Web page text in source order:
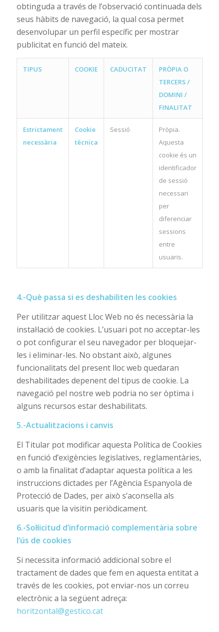
obtinguda a través de l’observació continuada dels
seus hàbits de navegació, la qual cosa permet
desenvolupar un perfil específic per mostrar
publicitat en funció del mateix.
TIPUS COOKIE CADUCITAT
PRÒPIA O
TERCERS /
DOMINI /
FINALITAT
Estrictament
necessària
Cookie
tècnica
Sessió
Pròpia.
Aquesta
cookie és un
identificador
de sessió
necessari
per
diferenciar
sessions
entre
usuaris.
4.-Què passa si es deshabiliten les cookies
Per utilitzar aquest Lloc Web no és necessària la
instal·lació de cookies. L’usuari pot no acceptar-les
o pot configurar el seu navegador per bloquejar-
les i eliminar-les. No obstant això, algunes
funcionalitats del present lloc web quedaran
deshabilitades depenent del tipus de cookie. La
navegació pel nostre web podria no ser òptima i
alguns recursos estar deshabilitats.
5.-Actualitzacions i canvis
El Titular pot modificar aquesta Política de Cookies
en funció d’exigències legislatives, reglamentàries,
o amb la finalitat d’adaptar aquesta política a les
instruccions dictades per l’Agència Espanyola de
Protecció de Dades, per això s’aconsella als
usuaris que la visitin periòdicament.
6.-Sol·licitud d’informació complementària sobre
l’ús de cookies
Si necessita informació addicional sobre el
tractament de dades que fem en aquesta entitat a
través de les cookies, pot enviar-nos un correu
electrònic a la següent adreça:
horitzontal@gestico.cat